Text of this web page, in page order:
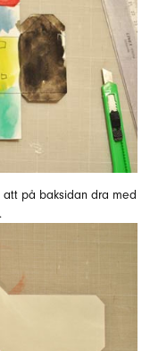
att på baksidan dra med